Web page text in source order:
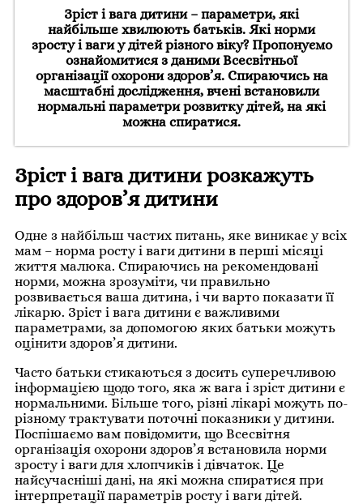
Зріст і вага дитини – параметри, які
найбільше хвилюють батьків. Які норми
зросту і ваги у дітей різного віку? Пропонуємо
ознайомитися з даними Всесвітньої
організації охорони здоров’я. Спираючись на
масштабні дослідження, вчені встановили
нормальні параметри розвитку дітей, на які
можна спиратися.
Зріст і вага дитини розкажуть
про здоров’я дитини
Одне з найбільш частих питань, яке виникає у всіх
мам – норма росту і ваги дитини в перші місяці
життя малюка. Спираючись на рекомендовані
норми, можна зрозуміти, чи правильно
розвивається ваша дитина, і чи варто показати її
лікарю. Зріст і вага дитини є важливими
параметрами, за допомогою яких батьки можуть
оцінити здоров’я дитини.
Часто батьки стикаються з досить суперечливою
інформацією щодо того, яка ж вага і зріст дитини є
нормальними. Більше того, різні лікарі можуть по-
різному трактувати поточні показники у дитини.
Поспішаємо вам повідомити, що Всесвітня
організація охорони здоров’я встановила норми
зросту і ваги для хлопчиків і дівчаток. Це
найсучасніші дані, на які можна спиратися при
інтерпретації параметрів росту і ваги дітей.